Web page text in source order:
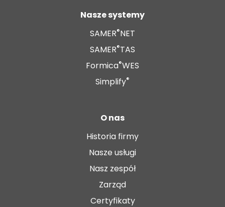
Nasze systemy
SAMER®NET
SAMER®TAS
Formica®WES
Simplify®
O nas
Historia firmy
Nasze usługi
Nasz zespół
Zarząd
Certyfikaty